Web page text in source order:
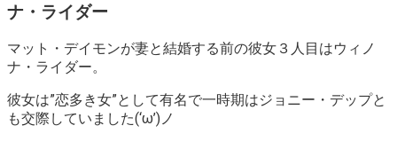
ナ・ライダー
マット・デイモンが妻と結婚する前の彼女３人目はウィノ
ナ・ライダー。
彼女は”恋多き女”として有名で一時期はジョニー・デップと
も交際していました(‘ω’)ノ